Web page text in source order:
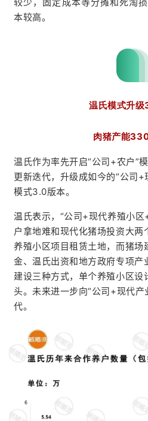
图
表
今
日
猪
价
本较高。
温氏模式升
肉猪产能
温氏作为率先开启“公司+农户”
更新迭代，升级成如今的“公司
模式3.0版本。
温氏表示，“公司+现代养殖小
户拿地难和现代化猪场投资大两
养殖小区项目租赁土地，而猪场
金、温氏出资和地方政府专项产
建设三种方式，单个养殖小区设
头。未来进一步向“公司+现代
代。